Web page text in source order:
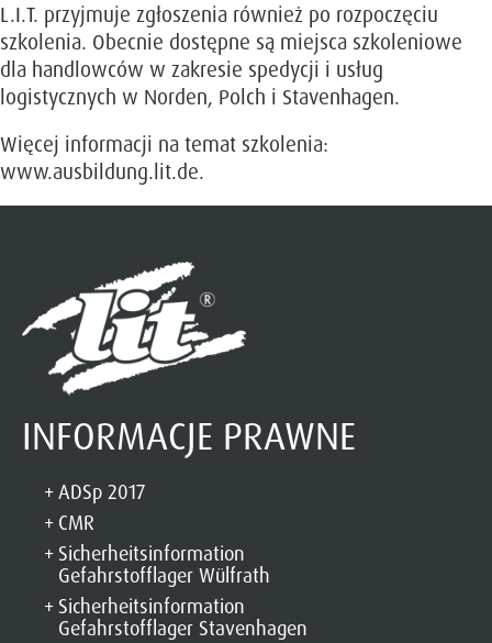
L.I.T. przyjmuje zgłoszenia również po rozpoczęciu
szkolenia. Obecnie dostępne są miejsca szkoleniowe
dla handlowców w zakresie spedycji i usług
logistycznych w Norden, Polch i Stavenhagen.
Więcej informacji na temat szkolenia:
www.ausbildung.lit.de.
INFORMACJE PRAWNE
ADSp 2017
CMR
Sicherheitsinformation
Gefahrstofflager Wülfrath
Sicherheitsinformation
Gefahrstofflager Stavenhagen